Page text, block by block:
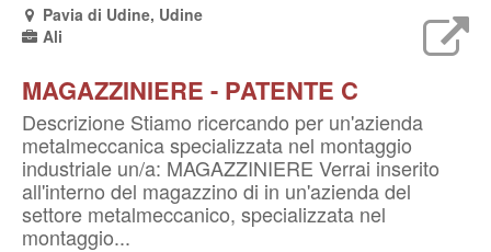
Pavia di Udine, Udine
Ali
MAGAZZINIERE - PATENTE C
Descrizione Stiamo ricercando per un'azienda
metalmeccanica specializzata nel montaggio
industriale un/a: MAGAZZINIERE Verrai inserito
all'interno del magazzino di in un'azienda del
settore metalmeccanico, specializzata nel
montaggio...